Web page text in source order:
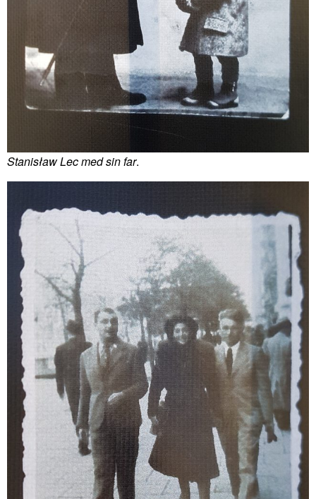
Stanisław Lec med sin far.